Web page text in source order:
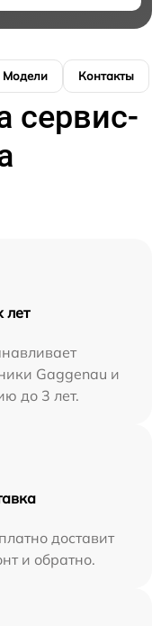
Модели Контакты
сервис-
лет
Gaggenau и
до 3 лет.
доставит
и обратно.